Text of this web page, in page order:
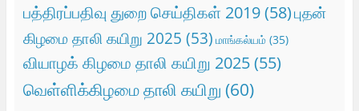
பத்திரப்பதிவு துறை செய்திகள் 2019(58)புதன்
கிழமை தாலி கயிறு 2025 (53) மாங்கல்யம்(35)
வியாழக் கிழமை தாலி கயிறு 2025(55)
வெள்ளிக்கிழமை தாலி கயிறு (60)